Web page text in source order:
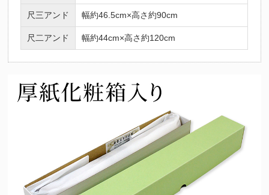
尺三アンド 幅約46.5cm×高さ約90cm
尺二アンド 幅約44cm×高さ約120cm